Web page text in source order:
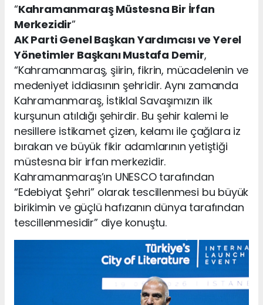
“Kahramanmaraş Müstesna Bir İrfan
Merkezidir”
AK Parti Genel Başkan Yardımcısı ve Yerel
Yönetimler Başkanı Mustafa Demir,
“Kahramanmaraş, şiirin, fikrin, mücadelenin ve
medeniyet iddiasının şehridir. Aynı zamanda
Kahramanmaraş, İstiklal Savaşımızın ilk
kurşunun atıldığı şehirdir. Bu şehir kalemi le
nesillere istikamet çizen, kelamı ile çağlara iz
bırakan ve büyük fikir adamlarının yetiştiği
müstesna bir irfan merkezidir.
Kahramanmaraş’ın UNESCO tarafından
“Edebiyat Şehri” olarak tescillenmesi bu büyük
birikimin ve güçlü hafızanın dünya tarafından
tescillenmesidir” diye konuştu.